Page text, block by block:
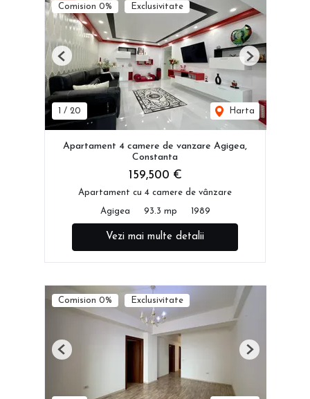
Comision 0% Exclusivitate
1 / 20 Harta
Previous Next
Apartament 4 camere de vanzare Agigea,
Constanta
159,500 €
Apartament cu 4 camere de vânzare
Agigea 93.3 mp 1989
Vezi mai multe detalii
Comision 0% Exclusivitate
Previous Next